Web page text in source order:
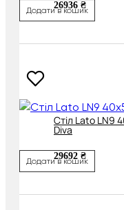
26936 ₴
Додати в кошик
Cтіл Lato LN9
Diva
29692 ₴
Додати в кошик